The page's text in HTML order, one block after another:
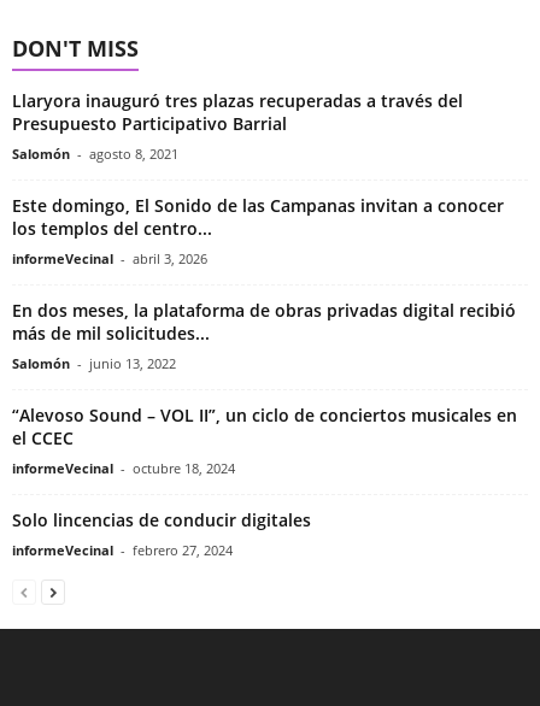
DON'T MISS
Llaryora inauguró tres plazas recuperadas a través del
Presupuesto Participativo Barrial
Salomón - agosto 8, 2021
Este domingo, El Sonido de las Campanas invitan a conocer
los templos del centro...
informeVecinal - abril 3, 2026
En dos meses, la plataforma de obras privadas digital recibió
más de mil solicitudes...
Salomón - junio 13, 2022
“Alevoso Sound – VOL II”, un ciclo de conciertos musicales en
el CCEC
informeVecinal - octubre 18, 2024
Solo lincencias de conducir digitales
informeVecinal - febrero 27, 2024